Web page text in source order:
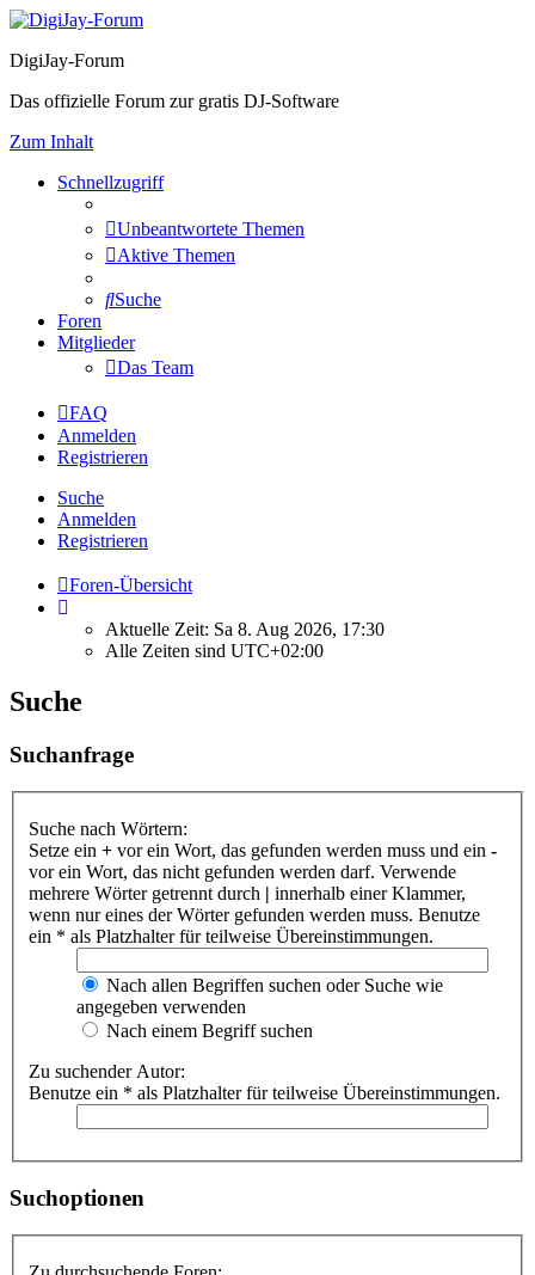
DigiJay-Forum
Das offizielle Forum zur gratis DJ-Software
Zum Inhalt
Schnellzugriff
Unbeantwortete Themen
Aktive Themen
Suche
Foren
Mitglieder
Das Team
FAQ
Anmelden
Registrieren
Suche
Anmelden
Registrieren
Foren-Übersicht
Aktuelle Zeit: Sa 8. Aug 2026, 17:30
Alle Zeiten sind UTC+02:00
Suche
Suchanfrage
Suche nach Wörtern:
Setze ein + vor ein Wort, das gefunden werden muss und ein -
vor ein Wort, das nicht gefunden werden darf. Verwende
mehrere Wörter getrennt durch | innerhalb einer Klammer,
wenn nur eines der Wörter gefunden werden muss. Benutze
ein * als Platzhalter für teilweise Übereinstimmungen.
Nach allen Begriffen suchen oder Suche wie
angegeben verwenden
Nach einem Begriff suchen
Zu suchender Autor:
Benutze ein * als Platzhalter für teilweise Übereinstimmungen.
Suchoptionen